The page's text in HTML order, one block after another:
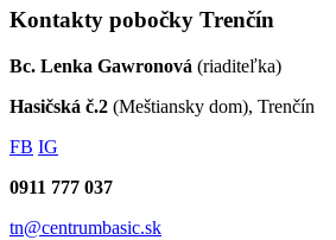
Kontakty pobočky Trenčín
Bc. Lenka Gawronová (riaditeľka)
Hasičská č.2 (Meštiansky dom), Trenčín
FB IG
0911 777 037
tn@centrumbasic.sk